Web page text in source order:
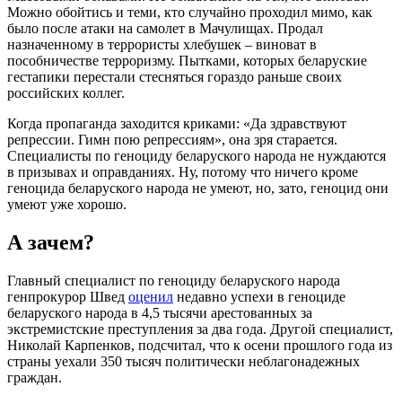
Можно обойтись и теми, кто случайно проходил мимо, как
было после атаки на самолет в Мачулищах. Продал
назначенному в террористы хлебушек – виноват в
пособничестве терроризму. Пытками, которых беларуские
гестапики перестали стесняться гораздо раньше своих
российских коллег.
Когда пропаганда заходится криками: «Да здравствуют
репрессии. Гимн пою репрессиям», она зря старается.
Специалисты по геноциду беларуского народа не нуждаются
в призывах и оправданиях. Ну, потому что ничего кроме
геноцида беларуского народа не умеют, но, зато, геноцид они
умеют уже хорошо.
А зачем?
Главный специалист по геноциду беларуского народа
генпрокурор Швед оценил недавно успехи в геноциде
беларуского народа в 4,5 тысячи арестованных за
экстремистские преступления за два года. Другой специалист,
Николай Карпенков, подсчитал, что к осени прошлого года из
страны уехали 350 тысяч политически неблагонадежных
граждан.